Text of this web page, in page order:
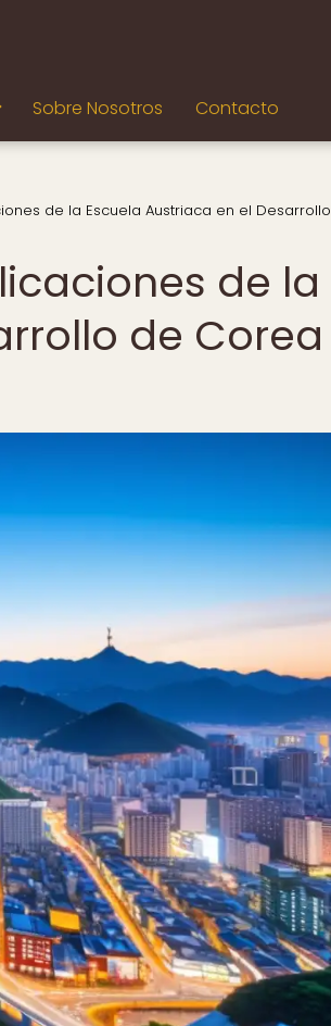
Sobre Nosotros Contacto
de la Escuela Austriaca en el Desarrollo
de la
de Corea